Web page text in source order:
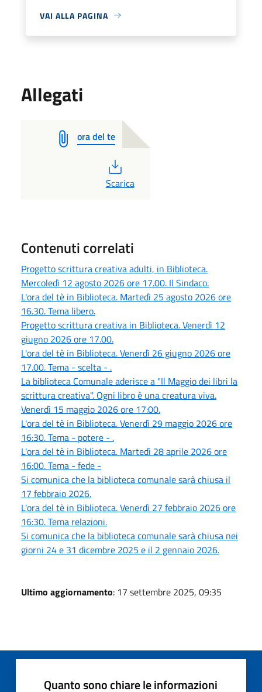
VAI ALLA PAGINA
Allegati
ora del te
PDF
Scarica
Contenuti correlati
Progetto scrittura creativa adulti, in Biblioteca.
Mercoledì 12 agosto 2026 ore 17.00. Il Sindaco.
L'ora del tè in Biblioteca. Martedì 25 agosto 2026 ore
16.30. Tema libero.
Progetto scrittura creativa in Biblioteca. Venerdì 12
giugno 2026 ore 17.00.
L'ora del tè in Biblioteca. Venerdì 26 giugno 2026 ore
17.00. Tema - scelta - .
La biblioteca Comunale aderisce a "Il Maggio dei libri la
scrittura creativa". Ogni libro è una creatura viva.
Venerdì 15 maggio 2026 ore 17:00.
L'ora del tè in Biblioteca. Venerdì 29 maggio 2026 ore
16:30. Tema - potere - .
L'ora del tè in Biblioteca. Martedì 28 aprile 2026 ore
16:00. Tema - fede -
Si comunica che la biblioteca comunale sarà chiusa il
17 febbraio 2026.
L'ora del tè in Biblioteca. Venerdì 27 febbraio 2026 ore
16:30. Tema relazioni.
Si comunica che la biblioteca comunale sarà chiusa nei
giorni 24 e 31 dicembre 2025 e il 2 gennaio 2026.
Ultimo aggiornamento: 17 settembre 2025, 09:35
Quanto sono chiare le informazioni